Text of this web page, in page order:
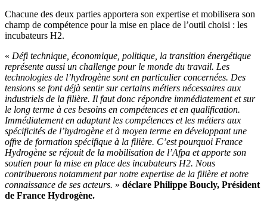
Chacune des deux parties apportera son expertise et mobilisera son
champ de compétence pour la mise en place de l’outil choisi : les
incubateurs H2.
« Défi technique, économique, politique, la transition énergétique
représente aussi un challenge pour le monde du travail. Les
technologies de l’hydrogène sont en particulier concernées. Des
tensions se font déjà sentir sur certains métiers nécessaires aux
industriels de la filière. Il faut donc répondre immédiatement et sur
le long terme à ces besoins en compétences et en qualification.
Immédiatement en adaptant les compétences et les métiers aux
spécificités de l’hydrogène et à moyen terme en développant une
offre de formation spécifique à la filière. C’est pourquoi France
Hydrogène se réjouit de la mobilisation de l’Afpa et apporte son
soutien pour la mise en place des incubateurs H2. Nous
contribuerons notamment par notre expertise de la filière et notre
connaissance de ses acteurs. » déclare Philippe Boucly, Président
de France Hydrogène.